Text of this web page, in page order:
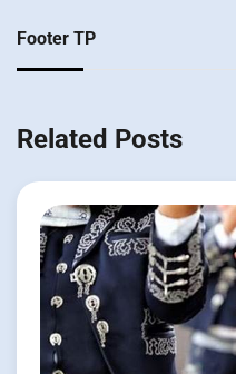
Footer TP
Related Posts